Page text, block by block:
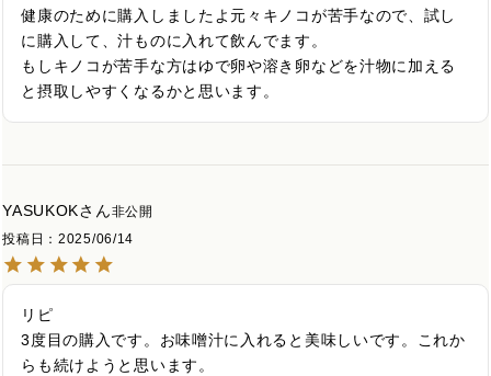
健康のために購入しましたよ元々キノコが苦手なので、試し
に購入して、汁ものに入れて飲んでます。
もしキノコが苦手な方はゆで卵や溶き卵などを汁物に加える
と摂取しやすくなるかと思います。
YASUKOK
非公開
投稿日
2025/06/14
リピ
3度目の購入です。お味噌汁に入れると美味しいです。これか
らも続けようと思います。